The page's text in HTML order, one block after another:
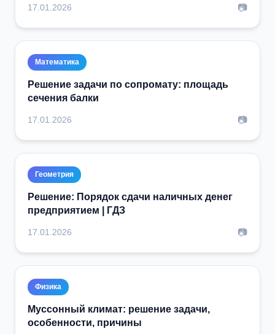
17.01.2026 📷
Математика
Решение задачи по сопромату: площадь
сечения балки
17.01.2026 📷
Геометрия
Решение: Порядок сдачи наличных денег
предприятием | ГДЗ
17.01.2026 📷
Физика
Муссонный климат: решение задачи,
особенности, причины